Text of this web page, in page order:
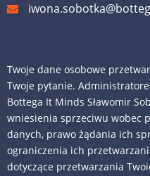
Twoje dane osobowe
Twoje pytanie.
Bottega It Minds Sławomir
wniesienia sprzeciwu wobec
danych, prawo żądania ich
ograniczenia ich
dotyczące przetwarzania